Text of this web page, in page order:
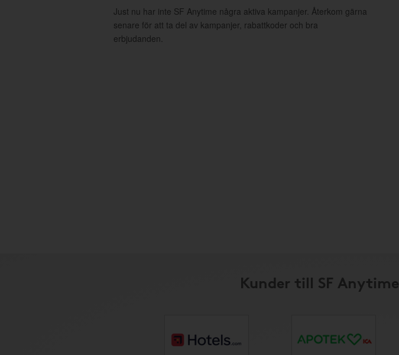
Just nu har inte SF Anytime några aktiva kampanjer. Återkom gärna
senare för att ta del av kampanjer, rabattkoder och bra
erbjudanden.
Kunder till SF